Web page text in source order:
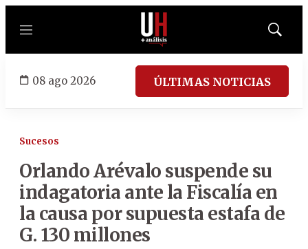
Menú
Mostrar
08 ago 2026 ÚLTIMAS NOTICIAS
Sucesos
Orlando Arévalo suspende su
indagatoria ante la Fiscalía en
la causa por supuesta estafa de
G. 130 millones